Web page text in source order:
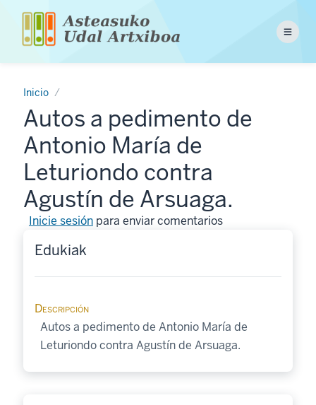
contenido
Menu
Inicio
Autos a pedimento de
Antonio María de
Leturiondo contra
Agustín de Arsuaga.
Inicie sesiónpara enviar comentarios
Edukiak
Descripción
Autos a pedimento de Antonio María de
Leturiondo contra Agustín de Arsuaga.